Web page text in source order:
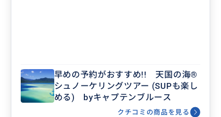
早めの予約がおすすめ!! 天国の海®
シュノーケリングツアー (SUPも楽し
める) byキャプテンブルース
クチコミの商品を見る